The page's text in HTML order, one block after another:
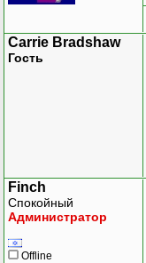
Carrie Bradshaw
Гость
Finch
Спокойный
Администратор
Offline